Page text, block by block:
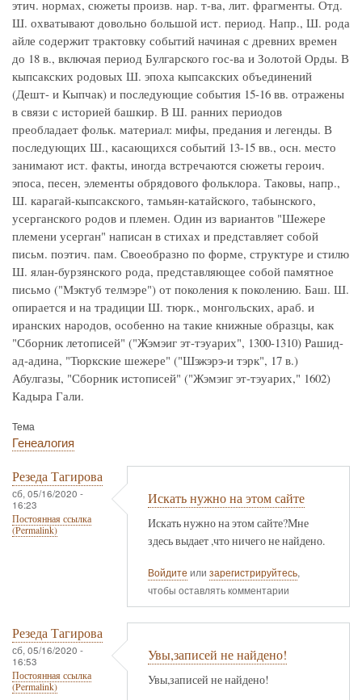
этич. нормах, сюжеты произв. нар. т-ва, лит. фрагменты. Отд.
Ш. охватывают довольно большой ист. период. Напр., Ш. рода
айле содержит трактовку событий начиная с древних времен
до 18 в., включая период Булгарского гос-ва и Золотой Орды. В
кыпсакских родовых Ш. эпоха кыпсакских объединений
(Дешт- и Кыпчак) и последующие события 15-16 вв. отражены
в связи с историей башкир. В Ш. ранних периодов
преобладает фольк. материал: мифы, предания и легенды. В
последующих Ш., касающихся событий 13-15 вв., осн. место
занимают ист. факты, иногда встречаются сюжеты героич.
эпоса, песен, элементы обрядового фольклора. Таковы, напр.,
Ш. карагай-кыпсакского, тамьян-катайского, табынского,
усерганского родов и племен. Один из вариантов "Шежере
племени усерган" написан в стихах и представляет собой
письм. поэтич. пам. Своеобразно по форме, структуре и стилю
Ш. ялан-бурзянского рода, представляющее собой памятное
письмо ("Мэктyб телмэре") от поколения к поколению. Баш. Ш.
опирается и на традиции Ш. тюрк., монгольских, араб. и
иранских народов, особенно на такие книжные образцы, как
"Сборник летописей" ("Жэмэиг эт-тэуарих", 1300-1310) Рашид-
ад-адина, "Тюркские шежере" ("Шэжэрэ-и тэрк", 17 в.)
Абулгазы, "Сборник истописей" ("Жэмэиг эт-тэуарих," 1602)
Кадыра Гали.
Тема
Генеалогия
Резеда Тагирова
сб, 05/16/2020 -
16:23
Постоянная ссылка
(Permalink)
Искать нужно на этом сайте
Искать нужно на этом сайте?Мне
здесь выдает ,что ничего не найдено.
Войдите или зарегистрируйтесь,
чтобы оставлять комментарии
Резеда Тагирова
сб, 05/16/2020 -
16:53
Постоянная ссылка
(Permalink)
Увы,записей не найдено!
Увы,записей не найдено!